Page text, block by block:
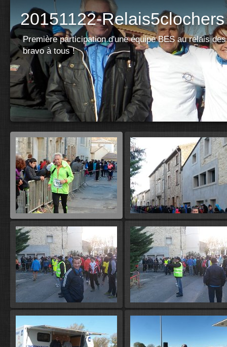
20151122-Relais5clochers
Première participation d'une équipe BES au relais
bravo à tous !